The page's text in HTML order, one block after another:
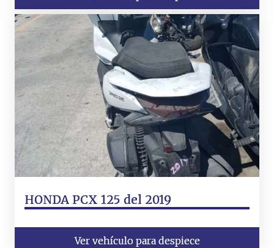
HONDA PCX 125 del 2019
Ver vehículo para despiece